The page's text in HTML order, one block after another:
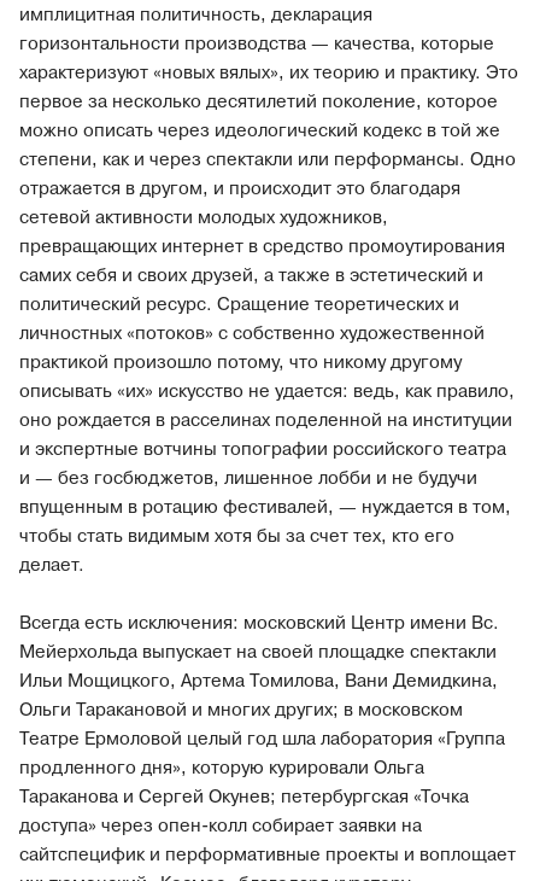
имплицитная политичность, декларация
горизонтальности производства — качества, которые
характеризуют «новых вялых», их теорию и практику. Это
первое за несколько десятилетий поколение, которое
можно описать через идеологический кодекс в той же
степени, как и через спектакли или перформансы. Одно
отражается в другом, и происходит это благодаря
сетевой активности молодых художников,
превращающих интернет в средство промоутирования
самих себя и своих друзей, а также в эстетический и
политический ресурс. Сращение теоретических и
личностных «потоков» с собственно художественной
практикой произошло потому, что никому другому
описывать «их» искусство не удается: ведь, как правило,
оно рождается в расселинах поделенной на институции
и экспертные вотчины топографии российского театра
и — без госбюджетов, лишенное лобби и не будучи
впущенным в ротацию фестивалей, — нуждается в том,
чтобы стать видимым хотя бы за счет тех, кто его
делает.
Всегда есть исключения: московский Центр имени Вс.
Мейерхольда выпускает на своей площадке спектакли
Ильи Мощицкого, Артема Томилова, Вани Демидкина,
Ольги Таракановой и многих других; в московском
Театре Ермоловой целый год шла лаборатория «Группа
продленного дня», которую курировали Ольга
Тараканова и Сергей Окунев; петербургская «Точка
доступа» через опен-колл собирает заявки на
сайтспецифик и перформативные проекты и воплощает